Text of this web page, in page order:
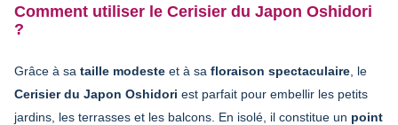
Comment utiliser le Cerisier du Japon Oshidori
?
Grâce à sa taille modeste et à sa floraison spectaculaire , le
Cerisier du Japon Oshidori est parfait pour embellir les petits
jardins, les terrasses et les balcons. En isolé, il constitue un point